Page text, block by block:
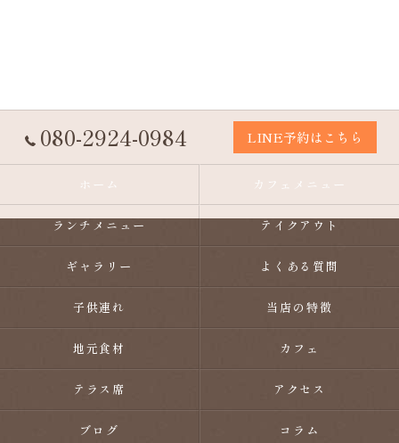
080-2924-0984 LINE予約はこちら
ホーム カフェメニュー
ランチメニュー テイクアウト
ギャラリー よくある質問
子供連れ 当店の特徴
地元食材 カフェ
テラス席 アクセス
ブログ コラム